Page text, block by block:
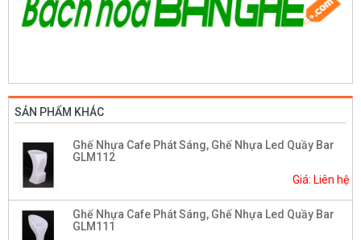
SẢN PHẨM KHÁC
Ghế Nhựa Cafe Phát Sáng, Ghế Nhựa Led Quầy Bar
GLM112
Giá: Liên hệ
Ghế Nhựa Cafe Phát Sáng, Ghế Nhựa Led Quầy Bar
GLM111